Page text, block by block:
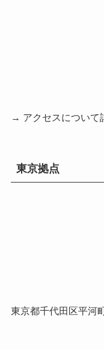
→ アクセスについて
東京拠点
東京都千代田区平河